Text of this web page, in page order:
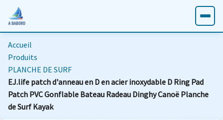
Accueil
Produits
PLANCHE DE SURF
EJ.life patch d'anneau en D en acier inoxydable D Ring Pad
Patch PVC Gonflable Bateau Radeau Dinghy Canoë Planche
de Surf Kayak